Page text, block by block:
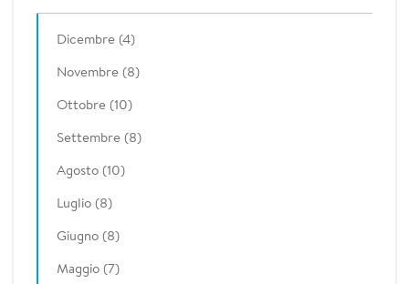
Dicembre (4)
Novembre (8)
Ottobre (10)
Settembre (8)
Agosto (10)
Luglio (8)
Giugno (8)
Maggio (7)